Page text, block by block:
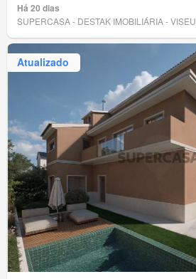
Há 20 dias
SUPERCASA - DESTAK IMOBILIÁRIA - VISEU
Atualizado